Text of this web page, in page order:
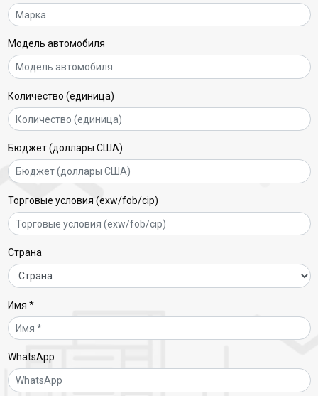
Модель автомобиля
Количество (единица)
Бюджет (доллары США)
Торговые условия (exw/fob/cip)
Страна
Имя *
WhatsApp